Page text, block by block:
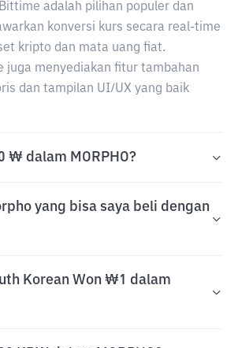
adalah pilihan populer dan
konversi kurs secara real-time
kripto dan mata uang fiat.
juga menyediakan fitur tambahan
dan tampilan UI/UX yang baik
₩ dalam MORPHO?
yang bisa saya beli dengan
Korean Won ₩1 dalam